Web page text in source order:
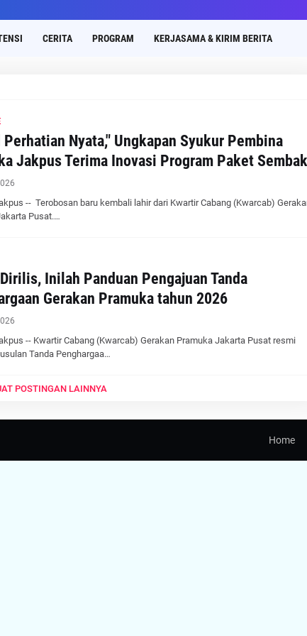
CERITA PROGRAM KERJASAMA & KIRIM BERITA
Perhatian Nyata," Ungkapan Syukur Pembina
Jakpus Terima Inovasi Program Paket
-- Terobosan baru kembali lahir dari Kwartir Cabang (Kwarcab)
Pusat.…
Inilah Panduan Pengajuan Tanda
Gerakan Pramuka tahun 2026
-- Kwartir Cabang (Kwarcab) Gerakan Pramuka Jakarta Pusat resmi
Tanda Penghargaa…
POSTINGAN LAINNYA
Home